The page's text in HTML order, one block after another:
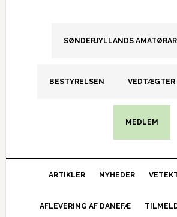
SØNDERJYLLANDS
BESTYRELSEN VEDTÆGTER
MEDLEM
ARTIKLER NYHEDER
AFLEVERING AF DANEFÆ